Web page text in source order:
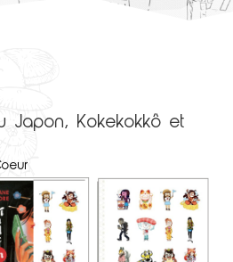
Japon, Kokekokkô et